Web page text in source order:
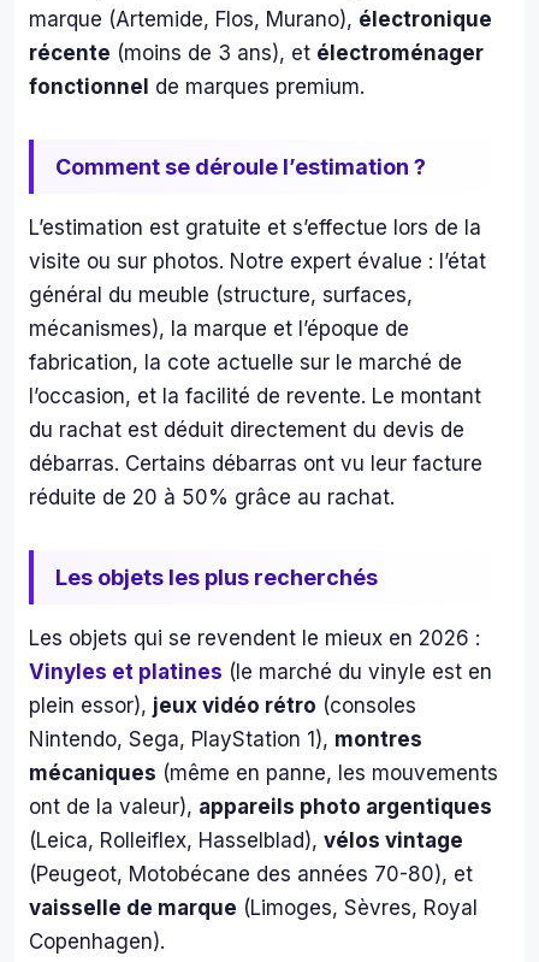
marque (Artemide, Flos, Murano), électronique
récente (moins de 3 ans), et électroménager
fonctionnel de marques premium.
Comment se déroule l’estimation ?
L’estimation est gratuite et s’effectue lors de la
visite ou sur photos. Notre expert évalue : l’état
général du meuble (structure, surfaces,
mécanismes), la marque et l’époque de
fabrication, la cote actuelle sur le marché de
l’occasion, et la facilité de revente. Le montant
du rachat est déduit directement du devis de
débarras. Certains débarras ont vu leur facture
réduite de 20 à 50% grâce au rachat.
Les objets les plus recherchés
Les objets qui se revendent le mieux en 2026 :
Vinyles et platines (le marché du vinyle est en
plein essor), jeux vidéo rétro (consoles
Nintendo, Sega, PlayStation 1), montres
mécaniques (même en panne, les mouvements
ont de la valeur), appareils photo argentiques
(Leica, Rolleiflex, Hasselblad), vélos vintage
(Peugeot, Motobécane des années 70-80), et
vaisselle de marque (Limoges, Sèvres, Royal
Copenhagen).